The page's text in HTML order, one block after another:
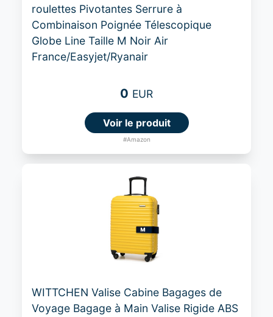
roulettes Pivotantes Serrure à
Combinaison Poignée Télescopique
Globe Line Taille M Noir Air
France/Easyjet/Ryanair
0 EUR
Voir le produit
#Amazon
WITTCHEN Valise Cabine Bagages de
Voyage Bagage à Main Valise Rigide ABS